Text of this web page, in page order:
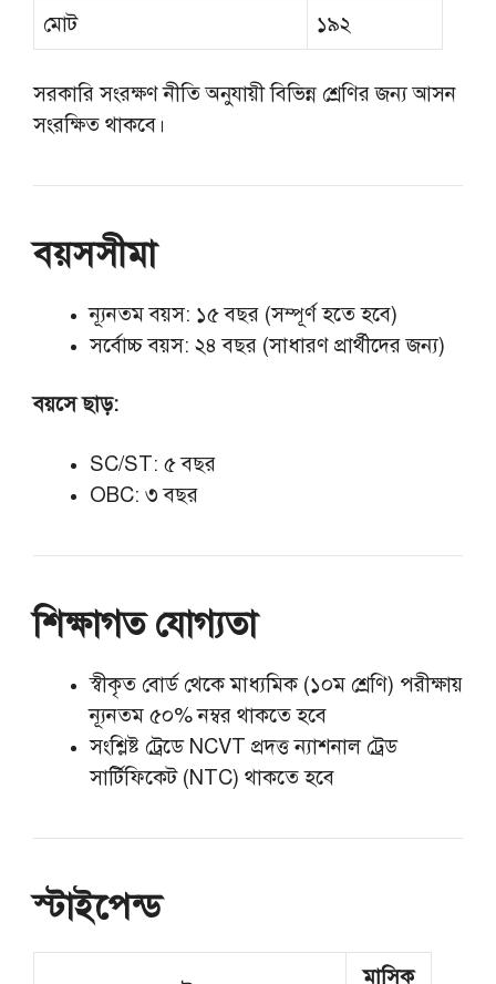
মোট
১৯২
সরকারি সংরক্ষণ নীতি অনুযায়ী বিভিন্ন শ্রেণির জন্য আসন
সংরক্ষিত থাকবে।
বয়সসীমা
ন্যূনতম বয়স: ১৫ বছর (সম্পূর্ণ হতে হবে)
সর্বোচ্চ বয়স: ২৪ বছর (সাধারণ প্রার্থীদের জন্য)
বয়সে ছাড়:
SC/ST: ৫ বছর
OBC: ৩ বছর
শিক্ষাগত যোগ্যতা
স্বীকৃত বোর্ড থেকে মাধ্যমিক (১০ম শ্রেণি) পরীক্ষায়
ন্যূনতম ৫০% নম্বর থাকতে হবে
সংশ্লিষ্ট ট্রেডে NCVT প্রদত্ত ন্যাশনাল ট্রেড
সার্টিফিকেট (NTC) থাকতে হবে
স্টাইপেন্ড
মাসিক